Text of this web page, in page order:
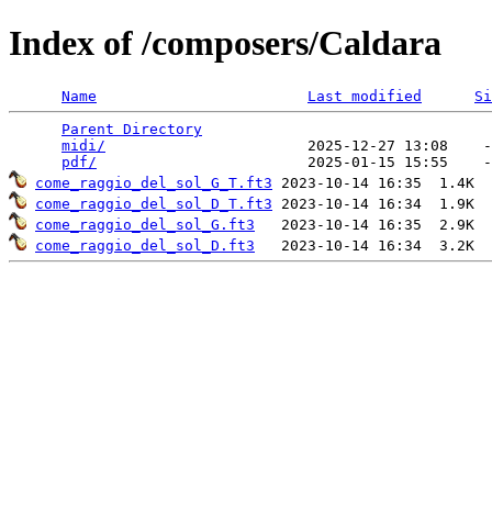
Index of /composers/Caldara
Name Last modified
Parent Directory
midi/
2025-12-27 13:08
pdf/
come_raggio_del_sol_G_T.ft3
come_raggio_del_sol_D_T.ft3
come_raggio_del_sol_G.ft3
come_raggio_del_sol_D.ft3